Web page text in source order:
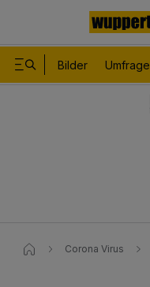
Bilder Umfrage
Corona Virus